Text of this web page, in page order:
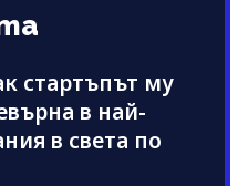
стартъпът му
в най-
в света по